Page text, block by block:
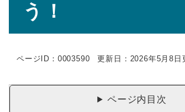
う！
ページID：0003590 更新日：2026年5月8日
ページ内目次